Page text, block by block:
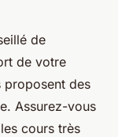
de
de votre
proposent des
Assurez-vous
cours très